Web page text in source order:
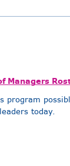
Managers
program
today.